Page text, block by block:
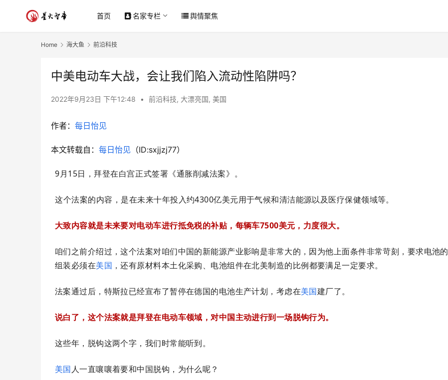
首页 名家专栏 舆情聚焦
Home 海大鱼 前沿科技
中美电动车大战，会让我们陷入流动性陷阱吗？
2022年9月23日 下午12:48 • 前沿科技, 大漂亮国, 美国
作者： 每日怡见
本文转载自： 每日怡见 （ID:sxjjzj77）
9月15日，拜登在白宫正式签署《通胀削减法案》。
这个法案的内容，是在未来十年投入约4300亿美元用于气候和清洁能源以及医疗保健领域等。
大致内容就是未来要对电动车进行抵免税的补贴，每辆车7500美元，力度很大。
咱们之前介绍过，这个法案对咱们中国的新能源产业影响是非常大的，因为他上面条件非常苛刻，要求电池的
组装必须在美国 ，还有原材料本土化采购、电池组件在北美制造的比例都要满足一定要求。
法案通过后，特斯拉已经宣布了暂停在德国的电池生产计划，考虑在美国建厂了。
说白了，这个法案就是拜登在电动车领域，对中国主动进行到一场脱钩行为。
这些年，脱钩这两个字，我们时常能听到。
美国人一直嚷嚷着要和中国脱钩，为什么呢？